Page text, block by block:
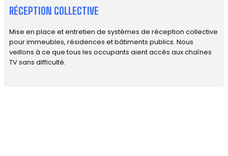
RÉCEPTION COLLECTIVE
Mise en place et entretien de systèmes de réception collective
pour immeubles, résidences et bâtiments publics. Nous
veillons à ce que tous les occupants aient accès aux chaînes
TV sans difficulté.